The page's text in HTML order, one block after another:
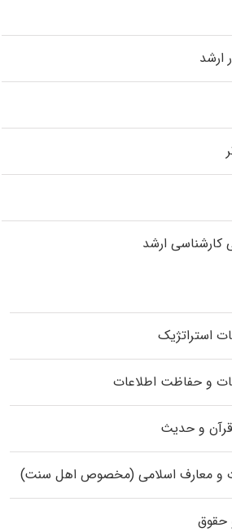
ارشد
کارشناسی ارشد
استراتژیک
و حفاظت اطلاعات
و حدیث
و معارف اسلامی (مخصوص اهل سنت)
حقوق